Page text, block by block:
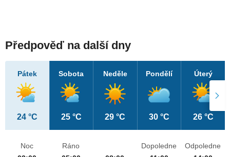
Předpověď na další dny
Pátek
24 °C
Sobota
25 °C
Neděle
29 °C
Pondělí
30 °C
Úterý
26 °C
Noc
Ráno
Dopoledne
Odpoledne